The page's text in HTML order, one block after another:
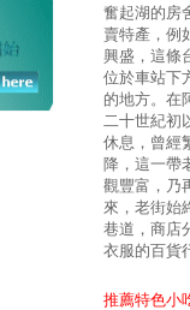
奮起湖的房
賣特產，例
興盛，這條
位於車站下
的地方。在
二十世紀初
休息，曾經
降，這一帶
觀豐富，乃
來，老街始
巷道，商店
衣服的百貨
推薦特色小